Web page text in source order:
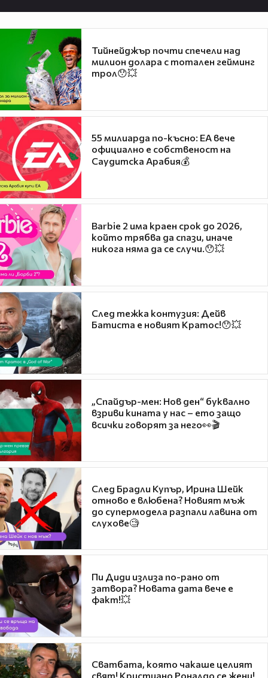
Тийнейджър почти спечели над
милион долара с тотален гейминг
трол😯💥
55 милиарда по-късно: EA вече
официално е собственост на
Саудитска Арабия💰
Barbie 2 има краен срок до 2026,
който трябва да спази, иначе
никога няма да се случи.😯💥
След тежка контузия: Дейв
Батиста е новият Кратос!😯💥
„Спайдър-мен: Нов ден“ буквално
взриви кината у нас – ето защо
всички говорят за него👀🎬
След Брадли Купър, Ирина Шейк
отново е влюбена? Новият мъж
до супермодела разпали лавина от
слухове🧐
Пи Диди излиза по-рано от
затвора? Новата дата вече е
факт!💥
Сватбата, която чакаше целият
свят! Кристиано Роналдо се жени!